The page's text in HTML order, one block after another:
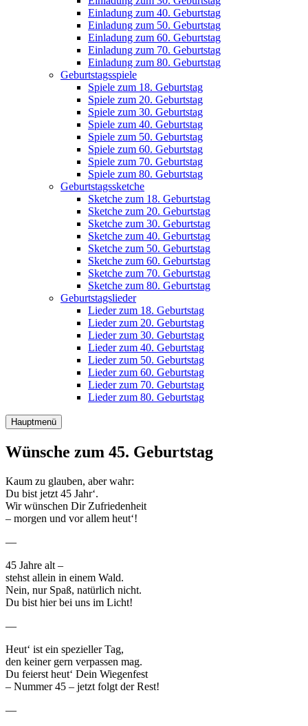
Einladung zum 40. Geburtstag
Einladung zum 50. Geburtstag
Einladung zum 60. Geburtstag
Einladung zum 70. Geburtstag
Einladung zum 80. Geburtstag
Geburtstagsspiele
Spiele zum 18. Geburtstag
Spiele zum 20. Geburtstag
Spiele zum 30. Geburtstag
Spiele zum 40. Geburtstag
Spiele zum 50. Geburtstag
Spiele zum 60. Geburtstag
Spiele zum 70. Geburtstag
Spiele zum 80. Geburtstag
Geburtstagssketche
Sketche zum 18. Geburtstag
Sketche zum 20. Geburtstag
Sketche zum 30. Geburtstag
Sketche zum 40. Geburtstag
Sketche zum 50. Geburtstag
Sketche zum 60. Geburtstag
Sketche zum 70. Geburtstag
Sketche zum 80. Geburtstag
Geburtstagslieder
Lieder zum 18. Geburtstag
Lieder zum 20. Geburtstag
Lieder zum 30. Geburtstag
Lieder zum 40. Geburtstag
Lieder zum 50. Geburtstag
Lieder zum 60. Geburtstag
Lieder zum 70. Geburtstag
Lieder zum 80. Geburtstag
Hauptmenü
Wünsche zum 45. Geburtstag
Kaum zu glauben, aber wahr:
Du bist jetzt 45 Jahr‘.
Wir wünschen Dir Zufriedenheit
– morgen und vor allem heut‘!
—
45 Jahre alt –
stehst allein in einem Wald.
Nein, nur Spaß, natürlich nicht.
Du bist hier bei uns im Licht!
—
Heut‘ ist ein spezieller Tag,
den keiner gern verpassen mag.
Du feierst heut‘ Dein Wiegenfest
– Nummer 45 – jetzt folgt der Rest!
—